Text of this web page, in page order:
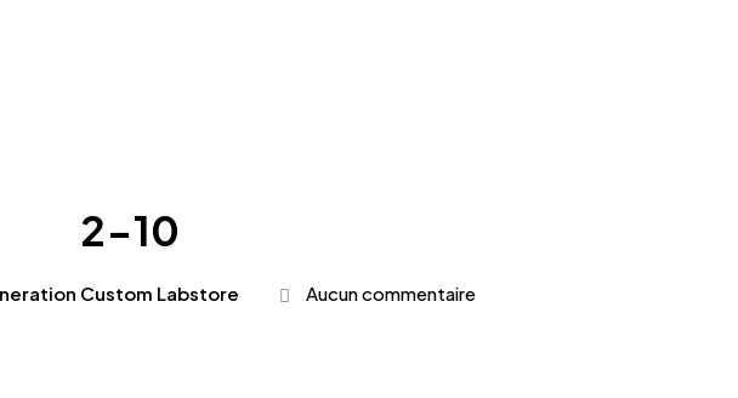
2-10
Custom Labstore Aucun commentaire